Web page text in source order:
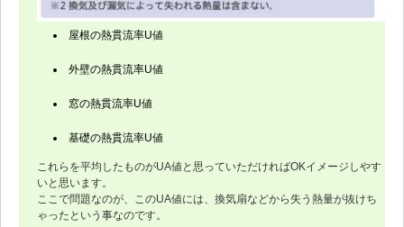
屋根の熱貫流率U値
外壁の熱貫流率U値
窓の熱貫流率U値
基礎の熱貫流率U値
これらを平均したものがUA値と思っていただければOKイメージしやす
いと思います。
ここで問題なのが、このUA値には、換気扇などから失う熱量が抜けち
ゃったという事なのです。